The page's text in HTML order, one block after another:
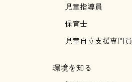
児童指導員
保育士
児童自立支援専門員
環境を知る